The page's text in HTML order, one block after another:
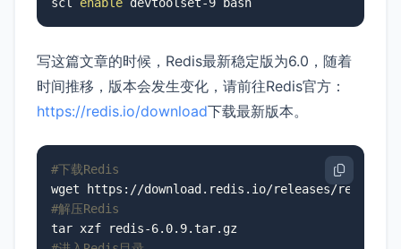
写这篇文章的时候，Redis最新稳定版为6.0，随着
时间推移，版本会发生变化，请前往Redis官方：
https://redis.io/download下载最新版本。
#下载Redis
#解压Redis